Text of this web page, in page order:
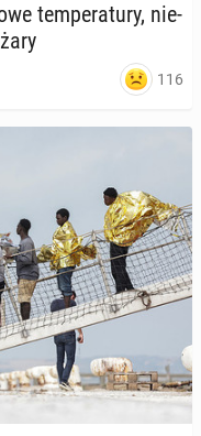
tem­pe­ra­tu­ry, nie­
116